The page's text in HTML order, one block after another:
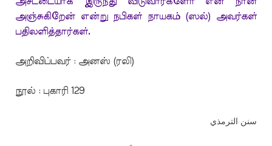
அஞ்சுகிறேன் என்று நபிகள் நாயகம் (ஸல்) அவர்கள்
பதிலளித்தார்கள்.
அறிவிப்பவர் : அனஸ் (ரலி)
நூல் : புகாரி 129
سنن الترمذي